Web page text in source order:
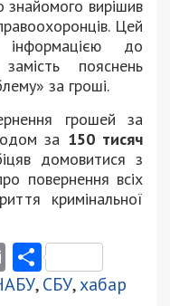
знайомого вирішив
Цей
до
пояснень
за гроші.
грошей за
за 150 тисяч
домовитися з
повернення всіх
кримінальної
Email
,СБУ,хабар